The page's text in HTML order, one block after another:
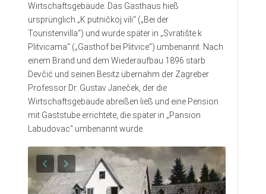
Wirtschaftsgebäude. Das Gasthaus hieß
ursprünglich „K putničkoj vili“ („Bei der
Touristenvilla“) und wurde später in „Svratište k
Plitvicama“ („Gasthof bei Plitvice“) umbenannt. Nach
einem Brand und dem Wiederaufbau 1896 starb
Devčić und seinen Besitz übernahm der Zagreber
Professor Dr. Gustav Janeček, der die
Wirtschaftsgebäude abreißen ließ und eine Pension
mit Gaststube errichtete, die später in „Pansion
Labudovac“ umbenannt wurde.